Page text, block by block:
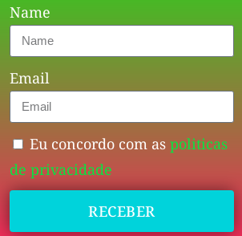
Name
Email
Eu concordo com aspoliticas
de privacidade
RECEBER